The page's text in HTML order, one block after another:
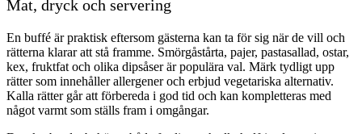
Mat, dryck och servering
En buffé är praktisk eftersom gästerna kan ta för sig när de vill och
rätterna klarar att stå framme. Smörgåstårta, pajer, pastasallad, ostar,
kex, fruktfat och olika dipsåser är populära val. Märk tydligt upp
rätter som innehåller allergener och erbjud vegetariska alternativ.
Kalla rätter går att förbereda i god tid och kan kompletteras med
något varmt som ställs fram i omgångar.